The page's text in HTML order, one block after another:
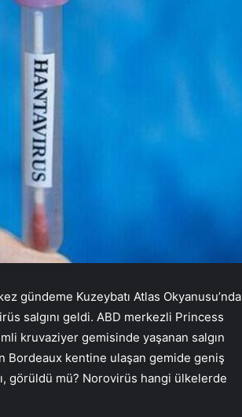
gündeme Kuzeybatı Atlas Okyanusu’nda
salgını geldi. ABD merkezli Princess
kruvaziyer gemisinde yaşanan salgın
Bordeaux kentine ulaşan gemide geniş
görüldü mü? Norovirüs hangi ülkelerde